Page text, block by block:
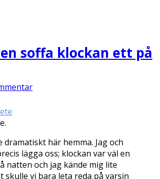
soffa klockan ett på
dramatiskt här hemma. Jag och
lägga oss; klockan var väl en
natten och jag kände mig lite
skulle vi bara leta reda på varsin